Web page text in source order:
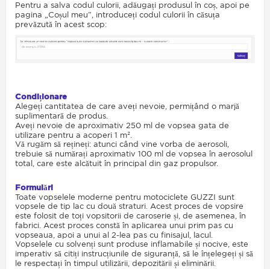
Pentru a salva codul culorii, adăugați produsul în coș, apoi pe
pagina „Coșul meu”, introduceți codul culorii în căsuța
prevăzută în acest scop:
Condiționare
Alegeți cantitatea de care aveți nevoie, permițând o marjă
suplimentară de produs.
Aveți nevoie de aproximativ 250 ml de vopsea gata de
utilizare pentru a acoperi 1 m².
Vă rugăm să rețineți: atunci când vine vorba de aerosoli,
trebuie să numărați aproximativ 100 ml de vopsea în aerosolul
total, care este alcătuit în principal din gaz propulsor.
Formulări
Toate vopselele moderne pentru motociclete GUZZI sunt
vopsele de tip lac cu două straturi. Acest proces de vopsire
este folosit de toți vopsitorii de caroserie și, de asemenea, în
fabrici. Acest proces constă în aplicarea unui prim pas cu
vopseaua, apoi a unui al 2-lea pas cu finisajul, lacul.
Vopselele cu solvenți sunt produse inflamabile și nocive, este
imperativ să citiți instrucțiunile de siguranță, să le înțelegeți și să
le respectați în timpul utilizării, depozitării și eliminării.